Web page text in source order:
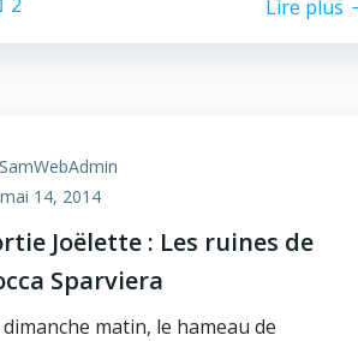
Lire plus
SamWebAdmin
mai 14, 2014
Joëlette : Les ruines de
Sparviera
dimanche matin, le hameau de